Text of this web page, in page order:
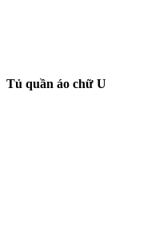
Tủ quần áo chữ U